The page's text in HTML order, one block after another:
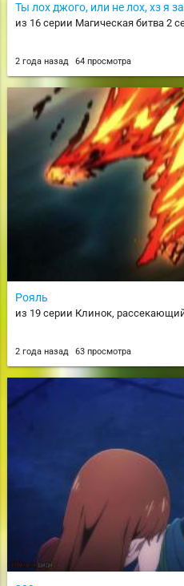
Ты лох джого, или не лох, хз я
из 16 серии Магическая битва 2
2 года назад 64 просмотра
Рояль
из 19 серии Клинок,
2 года назад 63 просмотра